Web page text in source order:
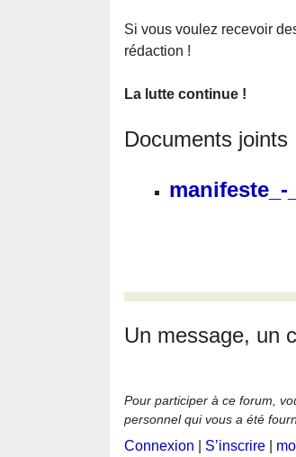
Si vous voulez recevoir
rédaction !
La lutte continue !
Documents joints
manifeste_-
Un message, un
Pour participer à ce forum,
personnel qui vous a été
Connexion S’inscrire